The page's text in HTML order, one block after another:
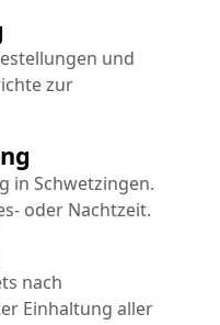
nach
Einhaltung aller
in Schwetzingen.
oder Nachtzeit.
und
zur